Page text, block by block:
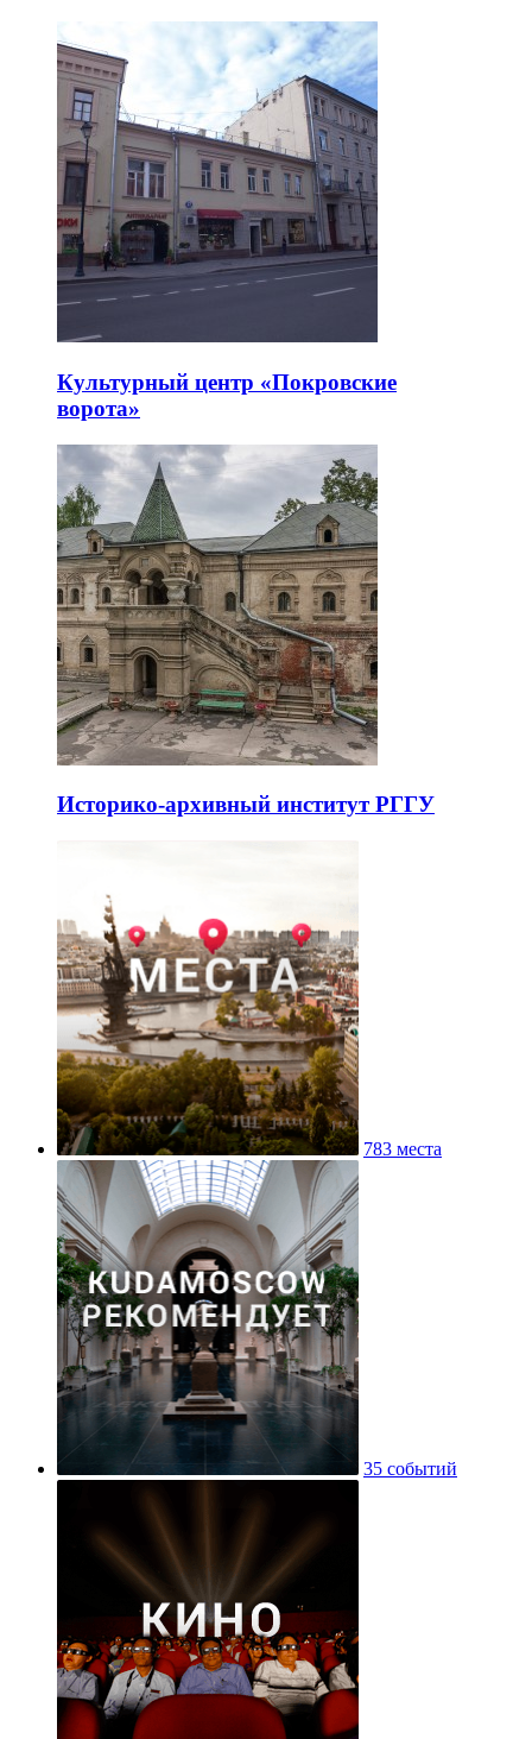
Культурный центр «Покровские
ворота»
Историко-архивный институт РГГУ
783 места
35 событий